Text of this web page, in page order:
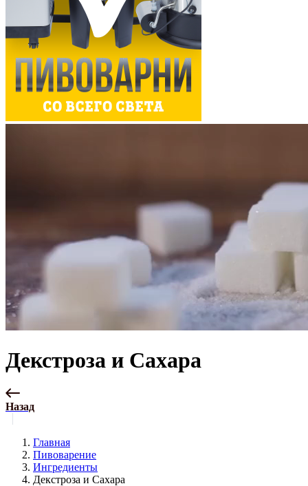
Декстроза и Сахара
Назад
Главная
Пивоварение
Ингредиенты
Декстроза и Сахара